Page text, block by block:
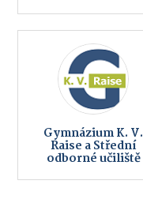
Gymnázium K. V.
Raise a Střední
odborné učiliště